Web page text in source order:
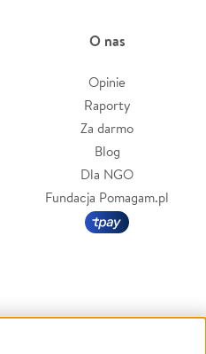
O nas
Opinie
Raporty
Za darmo
Blog
Dla NGO
Fundacja Pomagam.pl